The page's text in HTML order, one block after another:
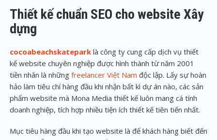
Thiết kế chuẩn SEO cho website Xây
dựng
cocoabeachskatepark là công ty cung cấp dịch vụ thiết
kế website chuyên nghiệp được hình thành từ năm 2001
tiền nhân là những freelancer Việt Nam độc lập. Lấy sự hoàn
hảo làm tiêu chí hàng đầu khi nhận bất kì dự án nào, các sản
phẩm website mà Mona Media thiết kế luôn mang cá tính
doanh nghiệp, tích hợp nhiều tiện ích thiết kế tiên tiến nhất.
Mục tiêu hàng đầu khi tạo website là để khách hàng biết đến